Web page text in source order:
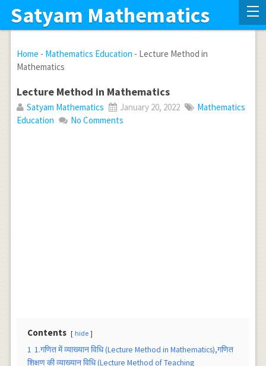
Satyam Mathematics
Home - Mathematics Education - Lecture Method in
Mathematics
Lecture Method in Mathematics
Satyam Mathematics January 20, 2022
Mathematics
Education
No Comments
Contents hide
1 1.गणित में व्याख्यान विधि (Lecture Method in Mathematics),गणित
शिक्षण की व्याख्यान विधि (Lecture Method of Teaching